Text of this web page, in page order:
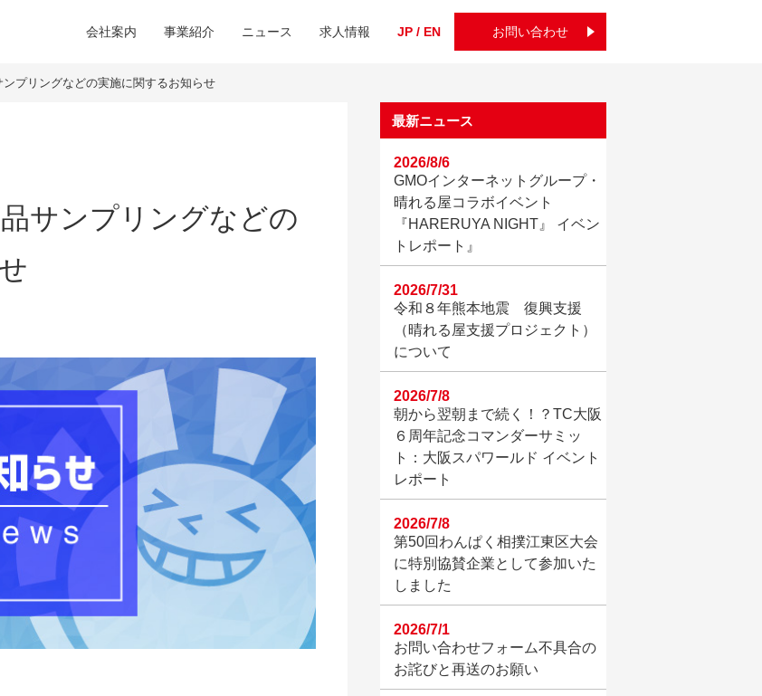
会社案内 事業紹介 ニュース 求人情報 JP / EN お問い合わせ
プリングなどの実施に関するお知らせ
サンプリングなどの
最新ニュース
GMOインターネットグループ・
晴れる屋コラボイベント
『HARERUYA NIGHT』 イベン
トレポート』
2026/8/6
令和８年熊本地震 復興支援
（晴れる屋支援プロジェクト）
について
2026/7/31
朝から翌朝まで続く！？TC大阪
６周年記念コマンダーサミッ
ト：大阪スパワールド イベント
レポート
2026/7/8
第50回わんぱく相撲江東区大会
に特別協賛企業として参加いた
しました
2026/7/8
お問い合わせフォーム不具合の
お詫びと再送のお願い
2026/7/1